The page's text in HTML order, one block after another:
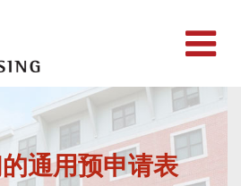
通用预申请表